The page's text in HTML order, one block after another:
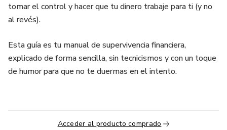
tomar el control y hacer que tu dinero trabaje para ti (y no
al revés).
Esta guía es tu manual de supervivencia financiera,
explicado de forma sencilla, sin tecnicismos y con un toque
de humor para que no te duermas en el intento.
Acceder al producto comprado